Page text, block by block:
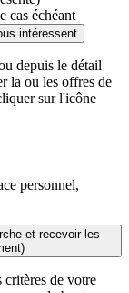
cas échéant
intéressent
depuis le détail
la ou les offres de
sur l'icône
personnel,
et recevoir les
critères de votre